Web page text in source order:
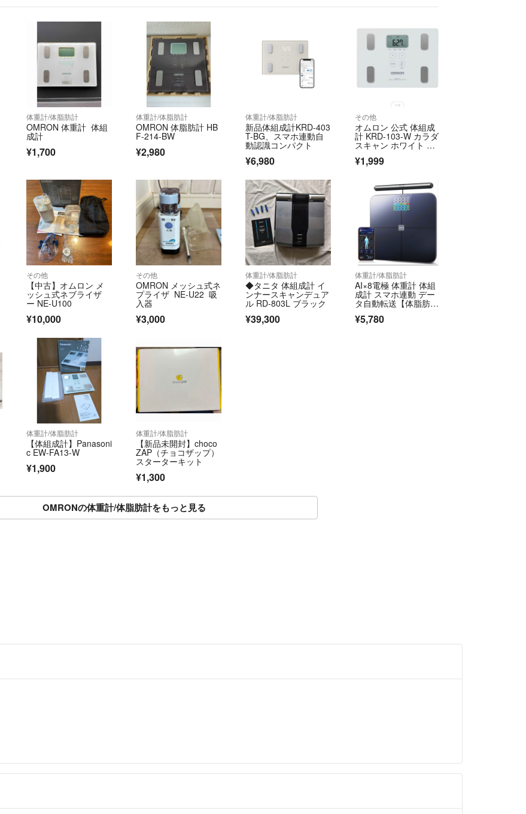
体重計/体脂肪計
OMRON 体重計 体組
成計
¥1,700
体重計/体脂肪計
OMRON 体脂肪計 HB
F-214-BW
¥2,980
体重計/体脂肪計
新品体組成計KRD-403
T-BG、スマホ連動自
動認識コンパクト
¥6,980
その他
オムロン 公式 体組成
計 KRD-103-W カラダ
スキャン ホワイト 体
重計
¥1,999
その他
【中古】オムロン メ
ッシュ式ネブライザ
ー NE-U100
¥10,000
その他
OMRON メッシュ式ネ
プライザ NE-U22 吸
入器
¥3,000
体重計/体脂肪計
◆タニタ 体組成計 イ
ンナースキャンデュア
ル RD-803L ブラック
¥39,300
体重計/体脂肪計
AI×8電極 体重計 体組
成計 スマホ連動 デー
タ自動転送【体脂肪
¥5,780
体重計/体脂肪計
【体組成計】Panasoni
c EW-FA13-W
¥1,900
体重計/体脂肪計
【新品未開封】choco
ZAP（チョコザップ）
スターターキット
¥1,300
OMRONの体重計/体脂肪計をもっと見る